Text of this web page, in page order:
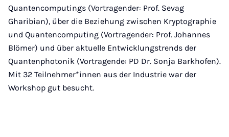
Quantencomputings (Vortragender: Prof. Sevag
Gharibian), über die Beziehung zwischen Kryptographie
und Quantencomputing (Vortragender: Prof. Johannes
Blömer) und über aktuelle Entwicklungstrends der
Quantenphotonik (Vortragende: PD Dr. Sonja Barkhofen).
Mit 32 Teilnehmer*innen aus der Industrie war der
Workshop gut besucht.